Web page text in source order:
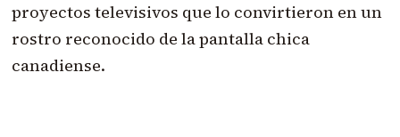
proyectos televisivos que lo convirtieron en un
rostro reconocido de la pantalla chica
canadiense.